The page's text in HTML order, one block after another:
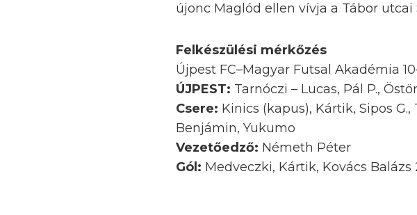
újonc Maglód ellen vívja a Tábor utcai
Felkészülési mérkőzés
Újpest FC–Magyar Futsal Akadémia
ÚJPEST: Tarnóczi – Lucas, Pál P.,
Csere: Kinics (kapus), Kártik, Sipos
Benjámin, Yukumo
Vezetőedző: Németh Péter
Gól: Medveczki, Kártik, Kovács Balázs